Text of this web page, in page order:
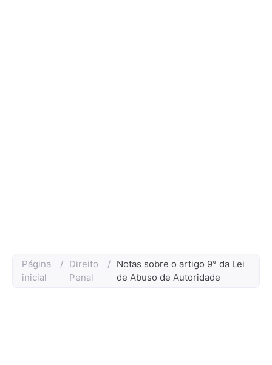
Página
inicial
/ Direito
Penal
/ Notas sobre o artigo 9° da Lei
de Abuso de Autoridade